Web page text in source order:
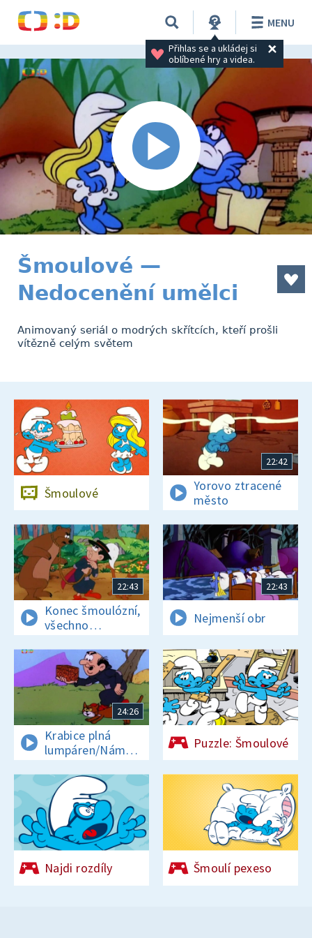
Přihlas se a ukládej si
oblíbené hry a videa.
MENU
Šmoulové —
Nedocenění umělci
Animovaný seriál o modrých skřítcích, kteří prošli
vítězně celým světem
Šmoulové
22:42
Yorovo ztracené
město
22:43
Konec šmoulózní,
všechno
šmoulózní
22:43
Nejmenší obr
24:26
Krabice plná
lumpáren/Náměsíční
Šmoulové
Puzzle: Šmoulové
Najdi rozdíly Šmoulí pexeso